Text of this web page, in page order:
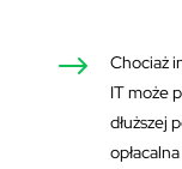
$
Chociaż
IT może
dłuższej